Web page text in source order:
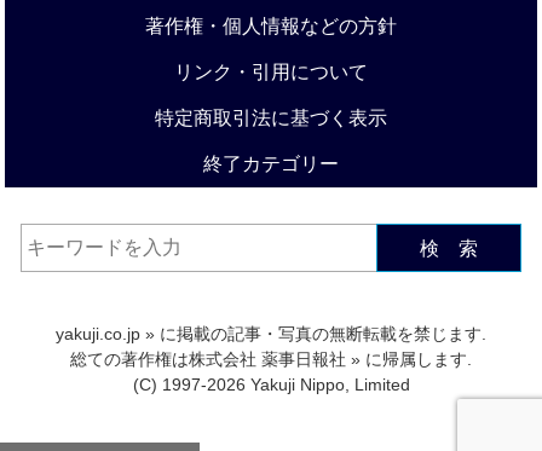
著作権・個人情報などの方針
リンク・引用について
特定商取引法に基づく表示
終了カテゴリー
検 索
yakuji.co.jp » に掲載の記事・写真の無断転載を禁じます.
総ての著作権は株式会社 薬事日報社 » に帰属します.
(C) 1997-2026 Yakuji Nippo, Limited